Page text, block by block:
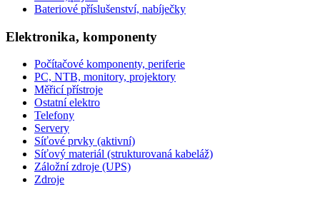
Bateriové příslušenství, nabíječky
Elektronika, komponenty
Počítačové komponenty, periferie
PC, NTB, monitory, projektory
Měřicí přístroje
Ostatní elektro
Telefony
Servery
Síťové prvky (aktivní)
Síťový materiál (strukturovaná kabeláž)
Záložní zdroje (UPS)
Zdroje